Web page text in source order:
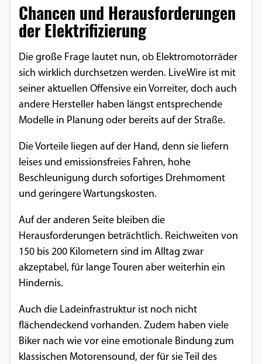
Chancen und Herausforderungen
der Elektrifizierung
Die große Frage lautet nun, ob Elektromotorräder
sich wirklich durchsetzen werden. LiveWire ist mit
seiner aktuellen Offensive ein Vorreiter, doch auch
andere Hersteller haben längst entsprechende
Modelle in Planung oder bereits auf der Straße.
Die Vorteile liegen auf der Hand, denn sie liefern
leises und emissionsfreies Fahren, hohe
Beschleunigung durch sofortiges Drehmoment
und geringere Wartungskosten.
Auf der anderen Seite bleiben die
Herausforderungen beträchtlich. Reichweiten von
150 bis 200 Kilometern sind im Alltag zwar
akzeptabel, für lange Touren aber weiterhin ein
Hindernis.
Auch die Ladeinfrastruktur ist noch nicht
flächendeckend vorhanden. Zudem haben viele
Biker nach wie vor eine emotionale Bindung zum
klassischen Motorensound, der für sie Teil des